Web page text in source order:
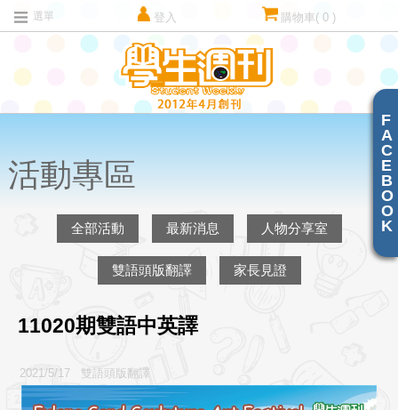
選單 登入 購物車( 0 )
活動專區
全部活動 最新消息 人物分享室
雙語頭版翻譯 家長見證
11020期雙語中英譯
2021/5/17 雙語頭版翻譯
F
A
C
E
B
O
O
K